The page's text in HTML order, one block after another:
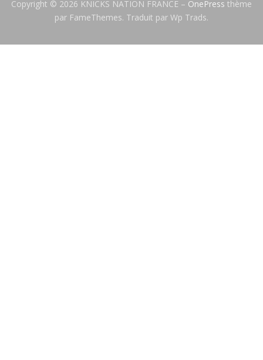
Copyright © 2026 KNICKS NATION FRANCE – OnePress thème
par FameThemes. Traduit par Wp Trads.